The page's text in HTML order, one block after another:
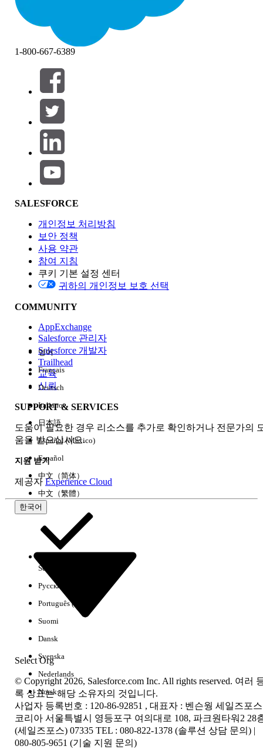
필터 (0)
필터 선택
제품 영역
기능 영향
Edition
경험
키워드의 맞춤법을 확인하십시오.
필터 수를 줄여 검색 범위를 확장하십시오.
도움말 검색
전체 Salesforce 도움말 검색
1-800-667-6389
SALESFORCE
개인정보 처리방침
보안 정책
사용 약관
참여 지침
쿠키 기본 설정 센터
귀하의 개인정보 보호 선택
COMMUNITY
AppExchange
Salesforce 관리자
Salesforce 개발자
Trailhead
교육
신뢰
SUPPORT & SERVICES
도움이 필요한 경우 리소스를 추가로 확인하거나 전문가의
움을 받으십시오.
지원 받기
제공자 Experience Cloud
한국어
Select Org
영어
Français
Deutsch
Italiano
日本語
Español (México)
Español
中文（简体）
中文（繁體）
Select Org
Русский
Português (Brasil)
Suomi
Dansk
Svenska
Nederlands
Norsk
© Copyright 2026, Salesforce.com Inc. All rights reserved. 여러
록 상표는 해당 소유자의 것입니다.
사업자 등록번호 : 120-86-92851 , 대표자 : 벤슨웡 세일즈포스
코리아 서울특별시 영등포구 여의대로 108, 파크원타워2 28
(세일즈포스) 07335 TEL : 080-822-1378 (솔루션 상담 문의) |
080-805-9651 (기술 지원 문의)